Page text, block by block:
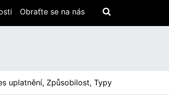
Obraťte se na nás
Způsobilost, Typy obsahu |